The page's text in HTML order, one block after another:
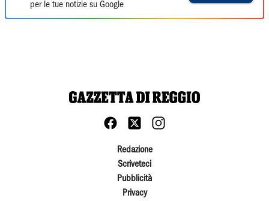
per le tue notizie su Google
Redazione
Scriveteci
Pubblicità
Privacy